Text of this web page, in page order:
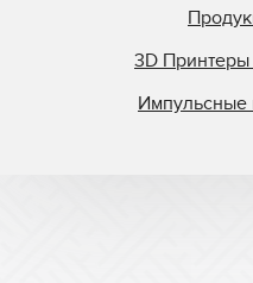
3D
Импульсные